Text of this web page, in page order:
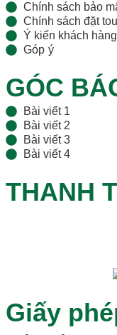
Chính sách bảo
Chính sách đặt
Ý kiến khách hàng
Góp ý
GÓC
Bài viết 1
Bài viết 2
Bài viết 3
Bài viết 4
THANH
Giấy